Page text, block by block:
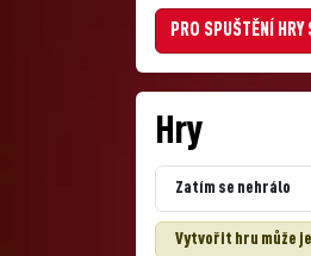
PRO SPUŠTĚNÍ
Hry
Zatím se nehrálo
Vytvořit hru může